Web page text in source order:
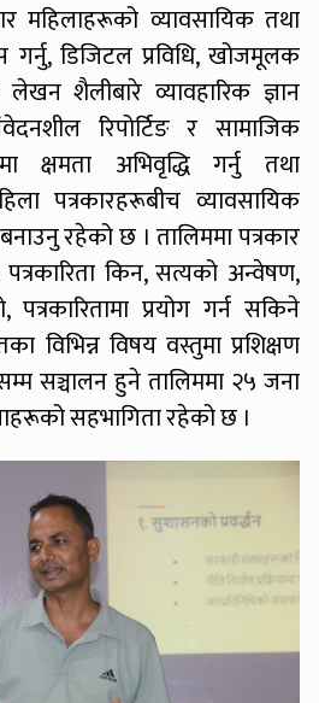
महिलाहरूको व्यावसायिक तथा
गर्नु, डिजिटल प्रविधि, खोजमूलक
शैलीबारे व्यावहारिक ज्ञान
रिपोर्टिङ र सामाजिक
क्षमता अभिवृद्धि गर्नु तथा
पत्रकारहरूबीच व्यावसायिक
रहेको छ । तालिममा पत्रकार
किन, सत्यको अन्वेषण,
प्रयोग गर्न सकिने
विभिन्न विषय वस्तुमा प्रशिक्षण
सञ्चालन हुने तालिममा २५ जना
सहभागिता रहेको छ ।